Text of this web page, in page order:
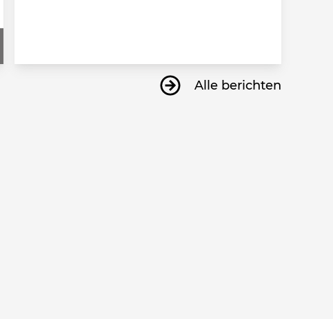
Alle berichten